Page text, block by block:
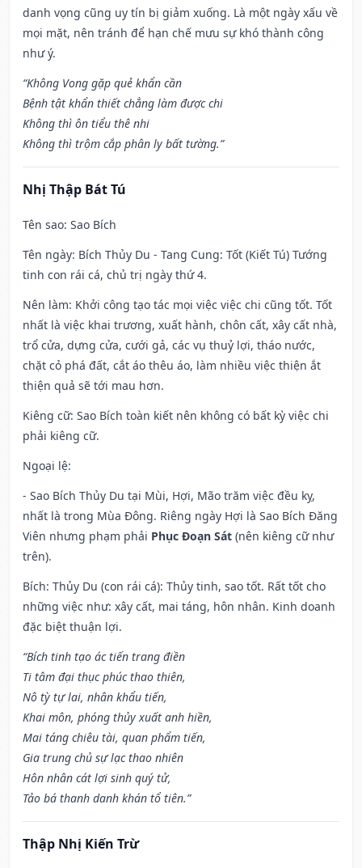
danh vọng cũng uy tín bị giảm xuống. Là một ngày xấu về
mọi mặt, nên tránh để hạn chế mưu sự khó thành công
như ý.
“Không Vong gặp quẻ khẩn cần
Bệnh tật khẩn thiết chẳng làm được chi
Không thì ôn tiểu thê nhi
Không thì trộm cắp phân ly bất tường.”
Nhị Thập Bát Tú
Tên sao: Sao Bích
Tên ngày: Bích Thủy Du - Tang Cung: Tốt (Kiết Tú) Tướng
tinh con rái cá, chủ trị ngày thứ 4.
Nên làm: Khởi công tạo tác mọi việc việc chi cũng tốt. Tốt
nhất là việc khai trương, xuất hành, chôn cất, xây cất nhà,
trổ cửa, dựng cửa, cưới gả, các vụ thuỷ lợi, tháo nước,
chặt cỏ phá đất, cắt áo thêu áo, làm nhiều việc thiện ắt
thiện quả sẽ tới mau hơn.
Kiêng cữ: Sao Bích toàn kiết nên không có bất kỳ việc chi
phải kiêng cữ.
Ngoại lệ:
- Sao Bích Thủy Du tại Mùi, Hợi, Mão trăm việc đều kỵ,
nhất là trong Mùa Đông. Riêng ngày Hợi là Sao Bích Đăng
Viên nhưng phạm phải Phục Đoạn Sát (nên kiêng cữ như
trên).
Bích: Thủy Du (con rái cá): Thủy tinh, sao tốt. Rất tốt cho
những việc như: xây cất, mai táng, hôn nhân. Kinh doanh
đặc biệt thuận lợi.
“Bích tinh tạo ác tiến trang điền
Ti tâm đại thục phúc thao thiên,
Nô tỳ tự lai, nhân khẩu tiến,
Khai môn, phóng thủy xuất anh hiền,
Mai táng chiêu tài, quan phẩm tiến,
Gia trung chủ sự lạc thao nhiên
Hôn nhân cát lợi sinh quý tử,
Tảo bá thanh danh khán tổ tiên.”
Thập Nhị Kiến Trừ